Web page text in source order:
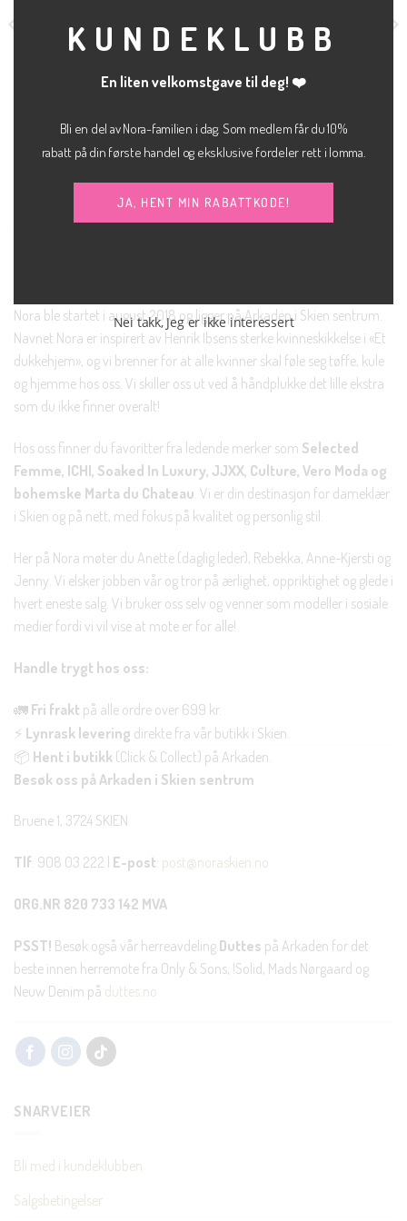
The dekota bootcut
kr1,200.00
MEW
KLÆR
Hazel denim skirt
kr
Nora ble startet i august 2018 og ligger på Arkaden i Skien sentrum.
Navnet Nora er inspirert av Henrik Ibsens sterke kvinneskikkelse i «Et
dukkehjem», og vi brenner for at alle kvinner skal føle seg tøffe, kule
og hjemme hos oss. Vi skiller oss ut ved å håndplukke det lille ekstra
som du ikke finner overalt!
Hos oss finner du favoritter fra ledende merker som Selected
Femme, ICHI, Soaked In Luxury, JJXX, Culture, Vero Moda og
bohemske Marta du Chateau. Vi er din destinasjon for dameklær
i Skien og på nett, med fokus på kvalitet og personlig stil.
Her på Nora møter du Anette (daglig leder), Rebekka, Anne-Kjersti og
Jenny. Vi elsker jobben vår og tror på ærlighet, oppriktighet og glede i
hvert eneste salg. Vi bruker oss selv og venner som modeller i sosiale
medier fordi vi vil vise at mote er for alle!
Handle trygt hos oss:
🚛 Fri frakt på alle ordre over 699 kr.
⚡ Lynrask levering direkte fra vår butikk i Skien.
📦 Hent i butikk (Click & Collect) på Arkaden.
Besøk oss på Arkaden i Skien sentrum
Bruene 1, 3724 SKIEN
Tlf: 908 03 222 | E-post: post@noraskien.no
ORG.NR 820 733 142 MVA
PSST! Besøk også vår herreavdeling Duttes på Arkaden for det
beste innen herremote fra Only & Sons, !Solid, Mads Nørgaard og
Neuw Denim på duttes.no
SNARVEIER
Bli med i kundeklubben
Salgsbetingelser
KUNDEKLUBB
En liten velkomstgave til deg! ❤️
Bli en del av Nora-familien i dag. Som medlem får du 10%
rabatt på din første handel og eksklusive fordeler rett i lomma.
JA, HENT MIN RABATTKODE!
Nei takk, Jeg er ikke interessert